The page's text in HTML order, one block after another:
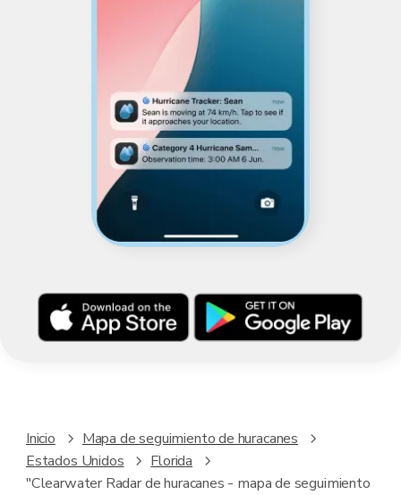
Inicio
Mapa de seguimiento de huracanes
Estados Unidos
Florida
"Clearwater Radar de huracanes - mapa de seguimiento